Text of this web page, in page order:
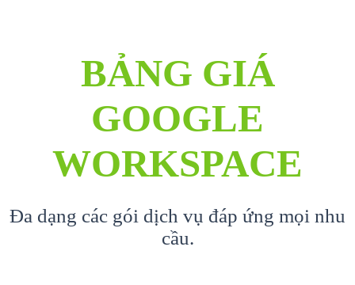
BẢNG GIÁ
GOOGLE
WORKSPACE
Đa dạng các gói dịch vụ đáp ứng mọi nhu
cầu.